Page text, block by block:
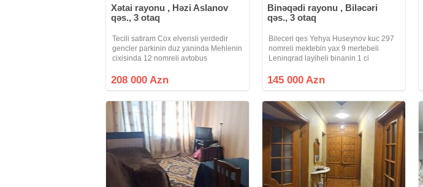
Xətai rayonu , Həzi Aslanov
qəs., 3 otaq
Tecili satiram Cox elverisli yerdedir
gencler parkinin duz yaninda Mehlenin
cixisinda 12 nomreli avtobus
ayaqnan 7 8 deyqe Raboci prospekte
208 000 Azn
Binəqədi rayonu , Biləcəri
qəs., 3 otaq
Bileceri qes Yehya Huseynov kuc 297
nomreli mektebin yax 9 mertebeli
Leninqrad layiheli binanin 1 ci
satilir.Binanin qarsisinda bagida
145 000 Azn